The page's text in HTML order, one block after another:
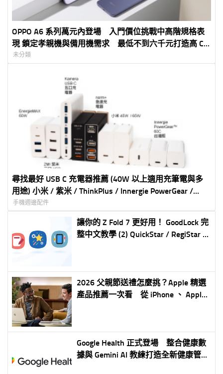
OPPO A6 系列萬元內登場 入門價位挑戰中高階規格表
現 鎖定孝親機與備用機需求 最低不到六千元打造高 CP
值 5G 體驗
未分類
尋找最好 USB C 充電器推薦 (40W 以上適用充筆電與多
用途) 小米 / 紫米 / ThinkPlus / Innergie PowerGear /
norm+ / Kamera 最完整比較表
手機週邊配件
讓你的 Z Fold 7 更好用！ GoodLock 完
整中文教學 (2) QuickStar / RegiStar /
2026 父親節送禮怎麼挑？Apple 精選
產品推薦一次看 從 iPhone 、 Apple
Google Health 正式登場 整合健康數
據與 Gemini AI 教練打造全新健康管理